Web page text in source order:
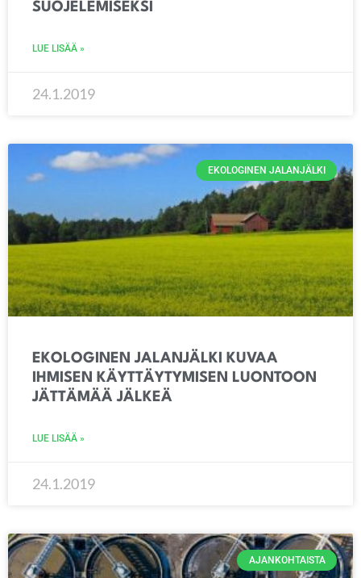
SUOJELEMISEKSI
LUE LISÄÄ »
24.1.2019
EKOLOGINEN JALANJÄLKI
EKOLOGINEN JALANJÄLKI KUVAA
IHMISEN KÄYTTÄYTYMISEN LUONTOON
JÄTTÄMÄÄ JÄLKEÄ
LUE LISÄÄ »
24.1.2019
AJANKOHTAISTA